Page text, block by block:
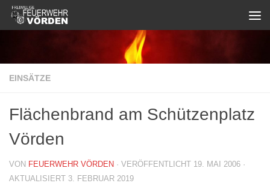
Zum Inhalt springen
EINSÄTZE
Flächenbrand am Schützenplatz
Vörden
VON FEUERWEHR VÖRDEN · VERÖFFENTLICHT 19. MAI 2006 ·
AKTUALISIERT 3. FEBRUAR 2019